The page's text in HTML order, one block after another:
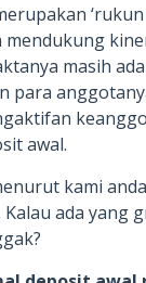
‘rukun
masih
para
awal.
kami
ada yang